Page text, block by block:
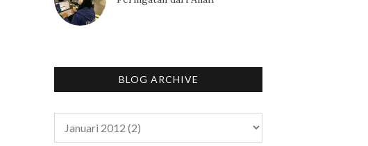
BLOG ARCHIVE